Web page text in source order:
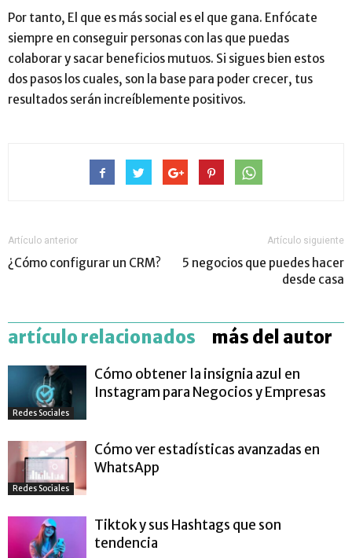
Por tanto, El que es más social es el que gana. Enfócate
siempre en conseguir personas con las que puedas
colaborar y sacar beneficios mutuos. Si sigues bien estos
dos pasos los cuales, son la base para poder crecer, tus
resultados serán increíblemente positivos.
Artículo anterior
¿Cómo configurar un CRM?
Artículo siguiente
5 negocios que puedes hacer
desde casa
artículo relacionados más del autor
Redes Sociales
Cómo obtener la insignia azul en
Instagram para Negocios y Empresas
Redes Sociales
Cómo ver estadísticas avanzadas en
WhatsApp
Tiktok y sus Hashtags que son
tendencia